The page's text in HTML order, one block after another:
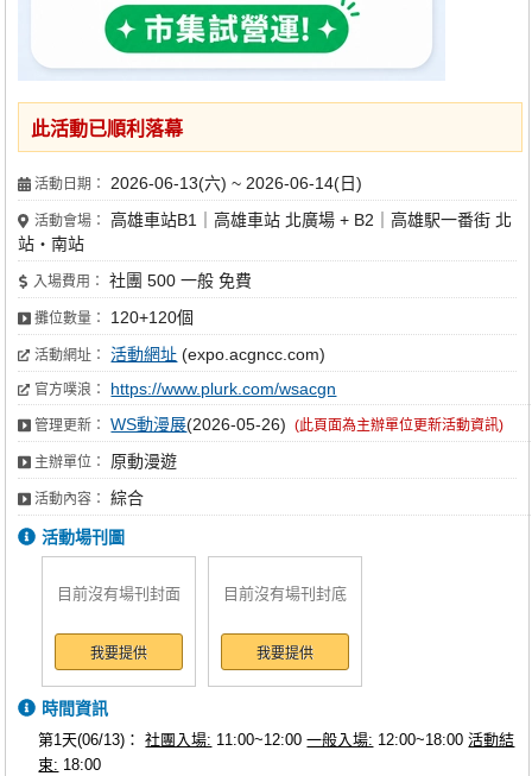
此活動已順利落幕
活動日期： 2026-06-13(六) ~ 2026-06-14(日)
活動會場：
高雄車站B1｜高雄車站 北廣場 + B2｜高雄駅一番街 北
站・南站
入場費用： 社團 500 一般 免費
攤位數量： 120+120個
活動網址： 活動網址 (expo.acgncc.com)
官方噗浪： https://www.plurk.com/wsacgn
管理更新： WS動漫展(2026-05-26) (此頁面為主辦單位更新活動資訊)
主辦單位： 原動漫遊
活動內容： 綜合
活動場刊圖
目前沒有場刊封面
我要提供
目前沒有場刊封底
我要提供
時間資訊
第1天(06/13)：社團入場: 11:00~12:00一般入場: 12:00~18:00活動結
束: 18:00